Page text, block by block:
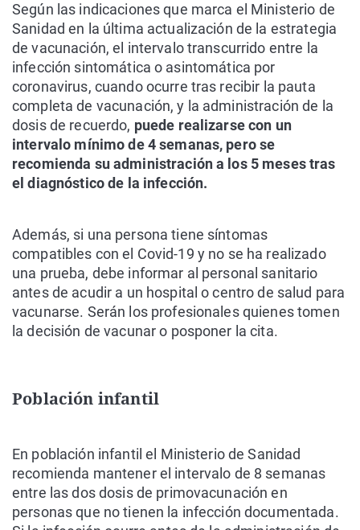
Según las indicaciones que marca el Ministerio de
Sanidad en la última actualización de la estrategia
de vacunación, el intervalo transcurrido entre la
infección sintomática o asintomática por
coronavirus, cuando ocurre tras recibir la pauta
completa de vacunación, y la administración de la
dosis de recuerdo, puede realizarse con un
intervalo mínimo de 4 semanas, pero se
recomienda su administración a los 5 meses tras
el diagnóstico de la infección.
Además, si una persona tiene síntomas
compatibles con el Covid-19 y no se ha realizado
una prueba, debe informar al personal sanitario
antes de acudir a un hospital o centro de salud para
vacunarse. Serán los profesionales quienes tomen
la decisión de vacunar o posponer la cita.
Población infantil
En población infantil el Ministerio de Sanidad
recomienda mantener el intervalo de 8 semanas
entre las dos dosis de primovacunación en
personas que no tienen la infección documentada.